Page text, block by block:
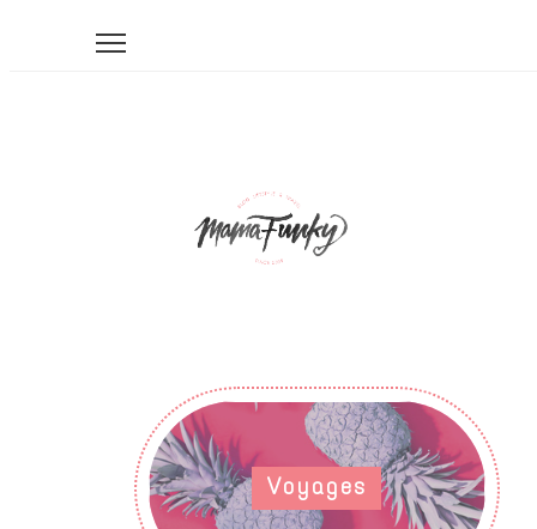
Voyages